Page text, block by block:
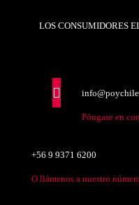
LOS CONSUMIDORES
Póngase en
+56 9 9371 6200
O llámenos a nuestro